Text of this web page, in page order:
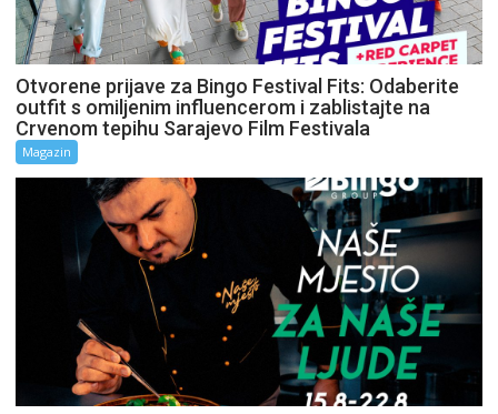
Otvorene prijave za Bingo Festival Fits: Odaberite
outfit s omiljenim influencerom i zablistajte na
Crvenom tepihu Sarajevo Film Festivala
Magazin